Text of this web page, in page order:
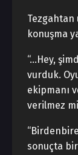
Tezgahtan
konuşma
“…Hey,
vurduk.
ekipmanı
verilmez
sonuçta